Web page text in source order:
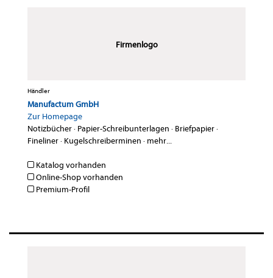
Firmenlogo
Händler
Manufactum GmbH
Zur Homepage
Notizbücher· Papier-Schreibunterlagen · Briefpapier·
Fineliner· Kugelschreiberminen · mehr...
Katalog vorhanden
Online-Shop vorhanden
Premium-Profil